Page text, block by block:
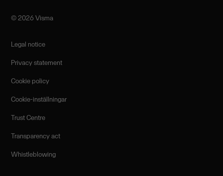
©️ 2026 Visma
Legal notice
Privacy statement
Cookie policy
Cookie-inställningar
Trust Centre
Transparency act
Whistleblowing